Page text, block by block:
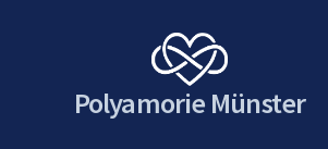
Polyamorie Münster